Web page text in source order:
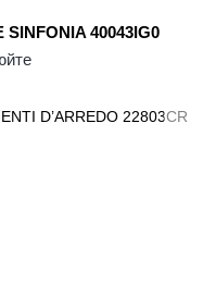
40043IG0